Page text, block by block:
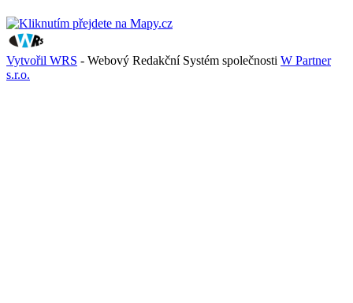
Vytvořil WRS - Webový Redakční Systém společnosti W Partner
s.r.o.